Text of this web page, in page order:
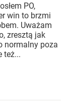
PO,
win to brzmi
Uważam
zresztą jak
normalny poza
też...